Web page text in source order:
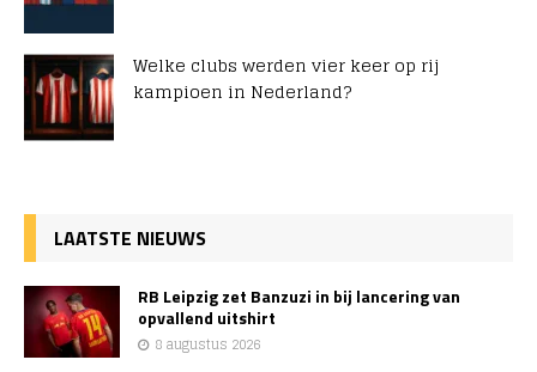
Welke clubs werden vier keer op rij
kampioen in Nederland?
LAATSTE NIEUWS
RB Leipzig zet Banzuzi in bij lancering van
opvallend uitshirt
8 augustus 2026